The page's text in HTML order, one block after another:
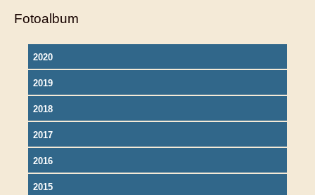
Fotoalbum
2020
2019
2018
2017
2016
2015